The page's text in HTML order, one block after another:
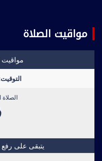
مواقيت الصلاة